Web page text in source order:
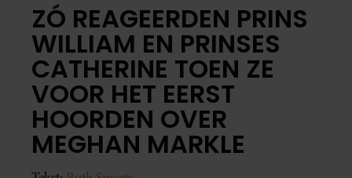
ZÓ REAGEERDEN PRINS
WILLIAM EN PRINSES
CATHERINE TOEN ZE
VOOR HET EERST
HOORDEN OVER
MEGHAN MARKLE